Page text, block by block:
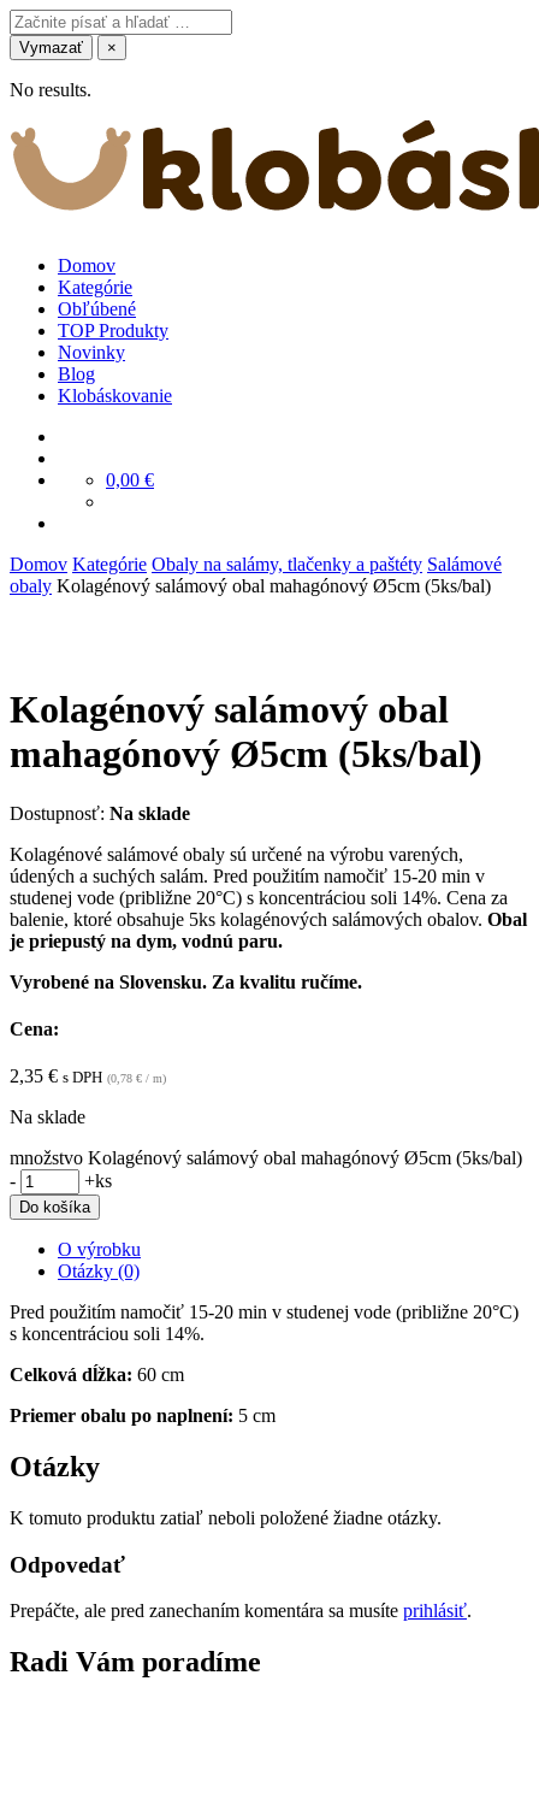
Vymazať ×
No results.
Domov
Kategórie
Obľúbené
TOP Produkty
Novinky
Blog
Klobáskovanie
0,00 €
Domov Kategórie Obaly na salámy, tlačenky a paštéty Salámové
obaly Kolagénový salámový obal mahagónový Ø5cm (5ks/bal)
Kolagénový salámový obal
mahagónový Ø5cm (5ks/bal)
Dostupnosť: Na sklade
Kolagénové salámové obaly sú určené na výrobu varených,
údených a suchých salám. Pred použitím namočiť 15-20 min v
studenej vode (približne 20°C) s koncentráciou soli 14%. Cena za
balenie, ktoré obsahuje 5ks kolagénových salámových obalov. Obal
je priepustý na dym, vodnú paru.
Vyrobené na Slovensku. Za kvalitu ručíme.
Cena:
2,35 € s DPH (0,78 € / m)
Na sklade
množstvo Kolagénový salámový obal mahagónový Ø5cm (5ks/bal)
-
+ks
Do košíka
O výrobku
Otázky (0)
Pred použitím namočiť 15-20 min v studenej vode (približne 20°C)
s koncentráciou soli 14%.
Celková dĺžka: 60 cm
Priemer obalu po naplnení: 5 cm
Otázky
K tomuto produktu zatiaľ neboli položené žiadne otázky.
Odpovedať
Prepáčte, ale pred zanechaním komentára sa musíte prihlásiť.
Radi Vám poradíme